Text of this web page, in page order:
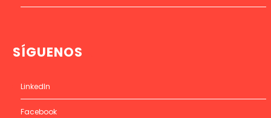
SÍGUENOS
LinkedIn
Facebook